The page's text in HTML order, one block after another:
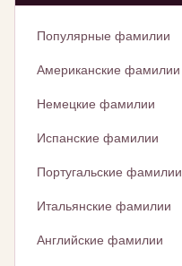
Популярные фамилии
Американские фамилии
Немецкие фамилии
Испанские фамилии
Португальские фамилии
Итальянские фамилии
Английские фамилии